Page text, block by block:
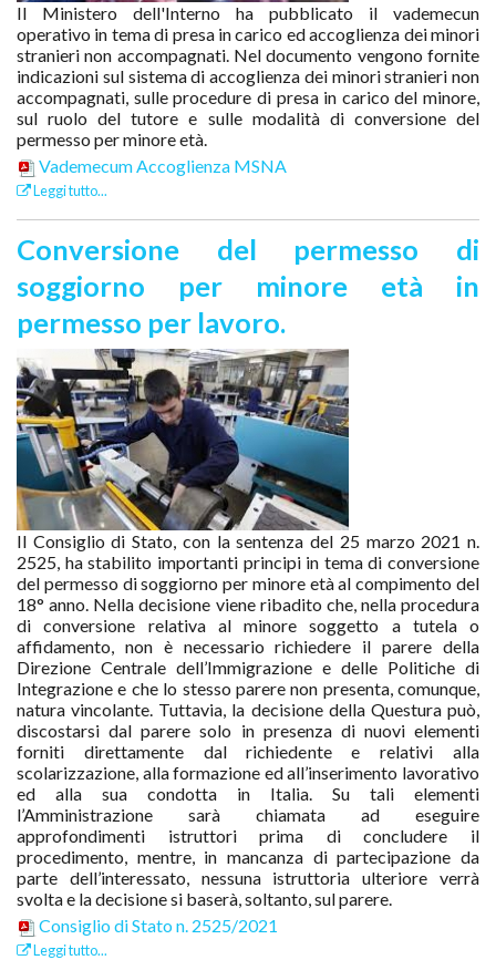
Il Ministero dell'Interno ha pubblicato il vademecun
operativo in tema di presa in carico ed accoglienza dei minori
stranieri non accompagnati. Nel documento vengono fornite
indicazioni sul sistema di accoglienza dei minori stranieri non
accompagnati, sulle procedure di presa in carico del minore,
sul ruolo del tutore e sulle modalità di conversione del
permesso per minore età.
Vademecum Accoglienza MSNA
Leggi tutto...
Conversione del permesso di
soggiorno per minore età in
permesso per lavoro.
Il Consiglio di Stato, con la sentenza del 25 marzo 2021 n.
2525, ha stabilito importanti principi in tema di conversione
del permesso di soggiorno per minore età al compimento del
18° anno. Nella decisione viene ribadito che, nella procedura
di conversione relativa al minore soggetto a tutela o
affidamento, non è necessario richiedere il parere della
Direzione Centrale dell’Immigrazione e delle Politiche di
Integrazione e che lo stesso parere non presenta, comunque,
natura vincolante. Tuttavia, la decisione della Questura può,
discostarsi dal parere solo in presenza di nuovi elementi
forniti direttamente dal richiedente e relativi alla
scolarizzazione, alla formazione ed all’inserimento lavorativo
ed alla sua condotta in Italia. Su tali elementi
l’Amministrazione sarà chiamata ad eseguire
approfondimenti istruttori prima di concludere il
procedimento, mentre, in mancanza di partecipazione da
parte dell’interessato, nessuna istruttoria ulteriore verrà
svolta e la decisione si baserà, soltanto, sul parere.
Consiglio di Stato n. 2525/2021
Leggi tutto...